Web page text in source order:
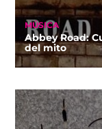
MÚSICA
Abbey Road:
del mito